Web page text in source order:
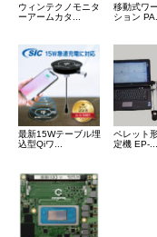
ウィンテクノモニタ
ーアームカタ...
移動式ワ
ション
最新15Wテーブル埋
込型Qiワ...
ペレット
定機 EP-...